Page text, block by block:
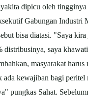
dipicu oleh tingginya
Gabungan Industri
bisa diatasi. "Saya
saya
masyarakat
kewajiban bagi
pungkas Sahat.